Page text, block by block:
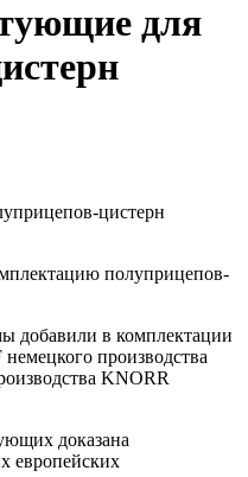
для
полуприцепов-
добавили в комплектации
производства
KNORR
доказана
европейских